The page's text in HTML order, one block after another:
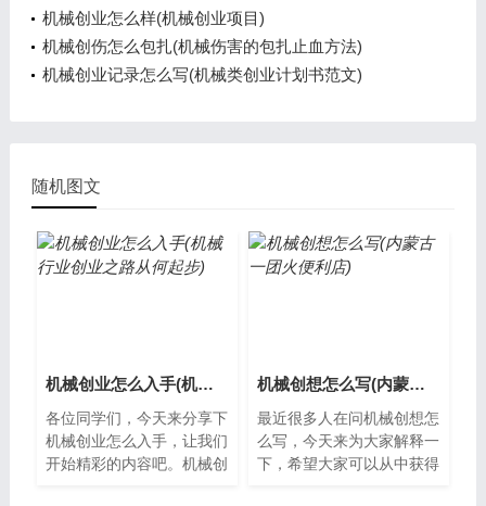
机械创业怎么样(机械创业项目)
机械创伤怎么包扎(机械伤害的包扎止血方法)
机械创业记录怎么写(机械类创业计划书范文)
随机图文
机械创业怎么入手(机械行业创业之路从何起步)
各位同学们，今天来分享下
机械创业怎么入手，让我们
开始精彩的内容吧。机械创
机械创想怎么写(内蒙古一团火便利店)
最近很多人在问机械创想怎
么写，今天来为大家解释一
下，希望大家可以从中获得